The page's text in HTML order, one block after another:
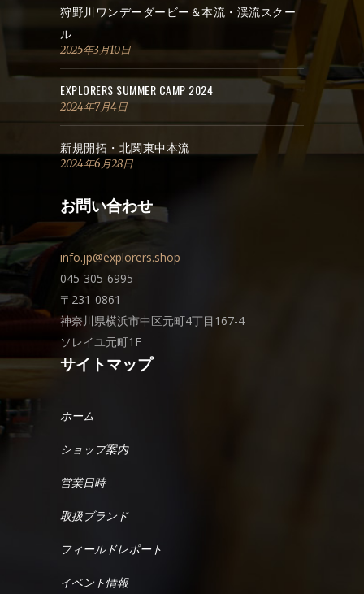
狩野川ワンデーダービー＆本流・渓流スクー
ル
2025年3月10日
EXPLORERS SUMMER CAMP 2024
2024年7月4日
新規開拓・北関東中本流
2024年6月28日
お問い合わせ
info.jp@explorers.shop
045-305-6995
〒231-0861
神奈川県横浜市中区元町4丁目167-4
ソレイユ元町1F
サイトマップ
ホーム
ショップ案内
営業日時
取扱ブランド
フィールドレポート
イベント情報